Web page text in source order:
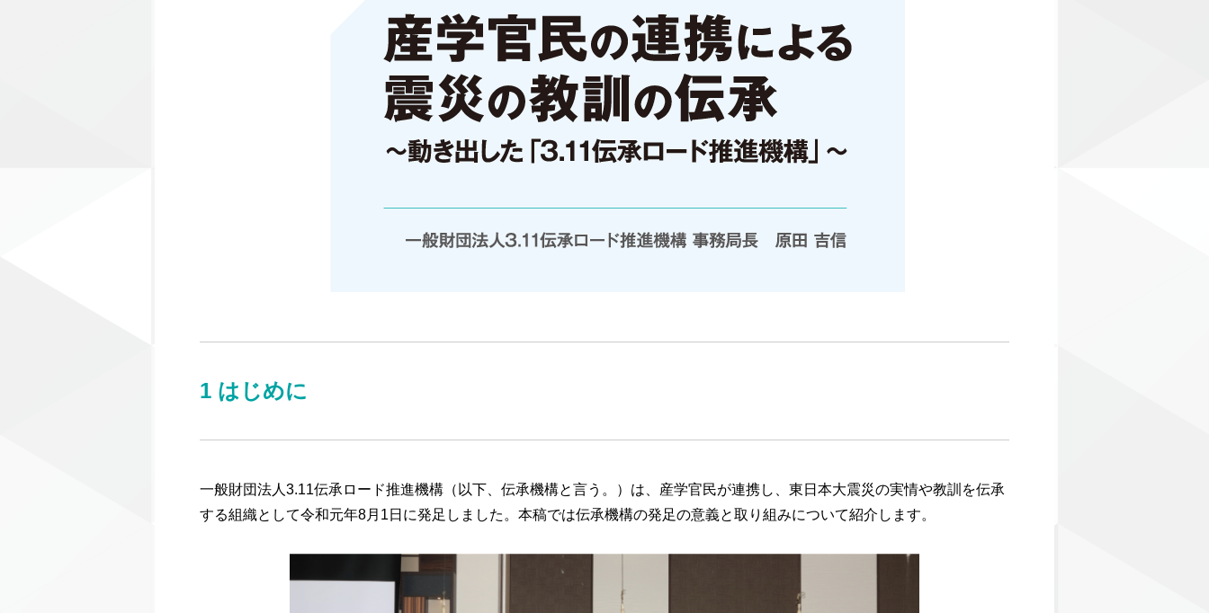
1 はじめに
一般財団法人3.11伝承ロード推進機構（以下、伝承機構と言う。）は、産学官民が連携し、東日本大震災の実情や教訓を伝承
する組織として令和元年8月1日に発足しました。本稿では伝承機構の発足の意義と取り組みについて紹介します。